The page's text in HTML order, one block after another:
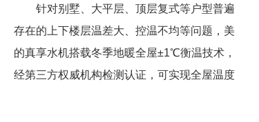
针对别墅、大平层、顶层复式等户型普遍
存在的上下楼层温差大、控温不均等问题，美
的真享水机搭载冬季地暖全屋±1℃衡温技术，
经第三方权威机构检测认证，可实现全屋温度